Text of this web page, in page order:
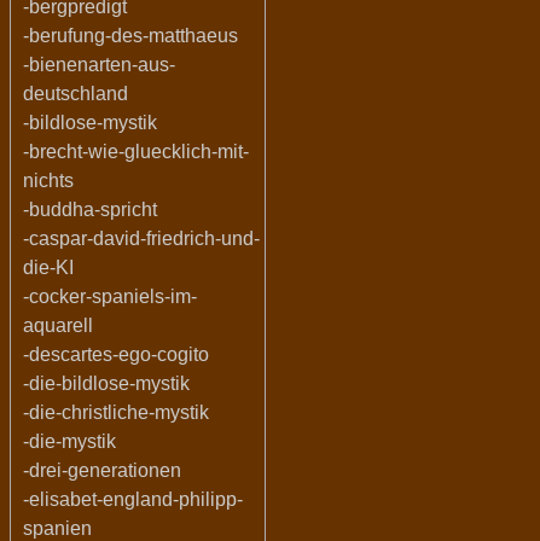
-bergpredigt
-berufung-des-matthaeus
-bienenarten-aus-
deutschland
-bildlose-mystik
-brecht-wie-gluecklich-mit-
nichts
-buddha-spricht
-caspar-david-friedrich-und-
die-KI
-cocker-spaniels-im-
aquarell
-descartes-ego-cogito
-die-bildlose-mystik
-die-christliche-mystik
-die-mystik
-drei-generationen
-elisabet-england-philipp-
spanien